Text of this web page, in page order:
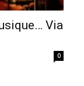
Via
0